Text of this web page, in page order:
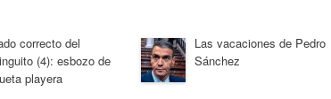
correcto del
(4): esbozo de
playera
Las vacaciones de Pedro
Sánchez